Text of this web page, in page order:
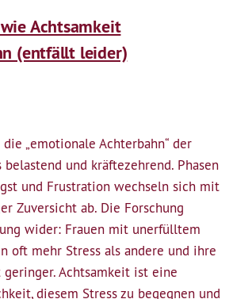
Achtsamkeit
(entfällt leider)
„emotionale Achterbahn“ der
und kräftezehrend. Phasen
und Frustration wechseln sich mit
Zuversicht ab. Die Forschung
wider: Frauen mit unerfülltem
oft mehr Stress als andere und ihre
Achtsamkeit ist eine
diesem Stress zu begegnen und